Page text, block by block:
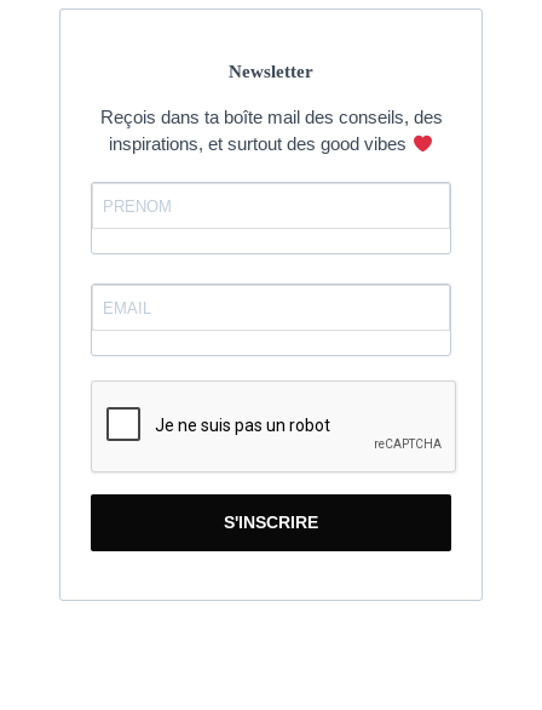
Newsletter
Reçois dans ta boîte mail des conseils, des
inspirations, et surtout des good vibes
S'INSCRIRE